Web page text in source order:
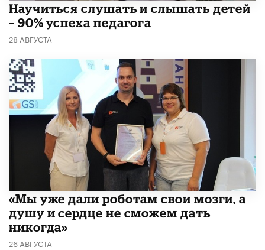
Научиться слушать и слышать детей
– 90% успеха педагога
28 АВГУСТА
«Мы уже дали роботам свои мозги, а
душу и сердце не сможем дать
никогда»
26 АВГУСТА